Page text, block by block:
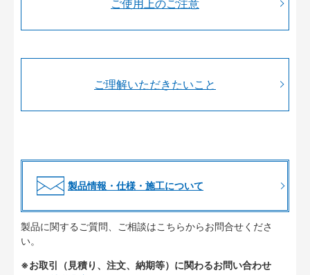
ご使用上のご注意
ご理解いただきたいこと
製品情報・仕様・施工について
製品に関するご質問、ご相談はこちらからお問合せくださ
い。
※お取引（見積り、注文、納期等）に関わるお問い合わせ